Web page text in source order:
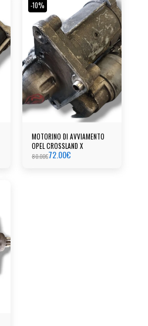
-10%
MOTORINO DI AVVIAMENTO
OPEL CROSSLAND X
80.00€72.00€